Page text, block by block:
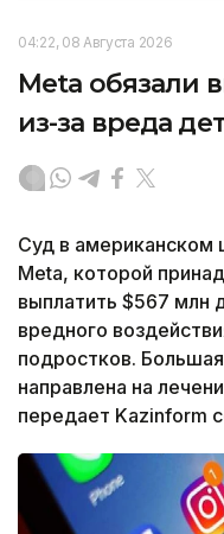
04:22, 08 Августа 2026
Meta обязали
из-за вреда
Суд в
Meta, которой
выплатить $567 млн
вредного
подростков.
направлена на
передает Kazinform